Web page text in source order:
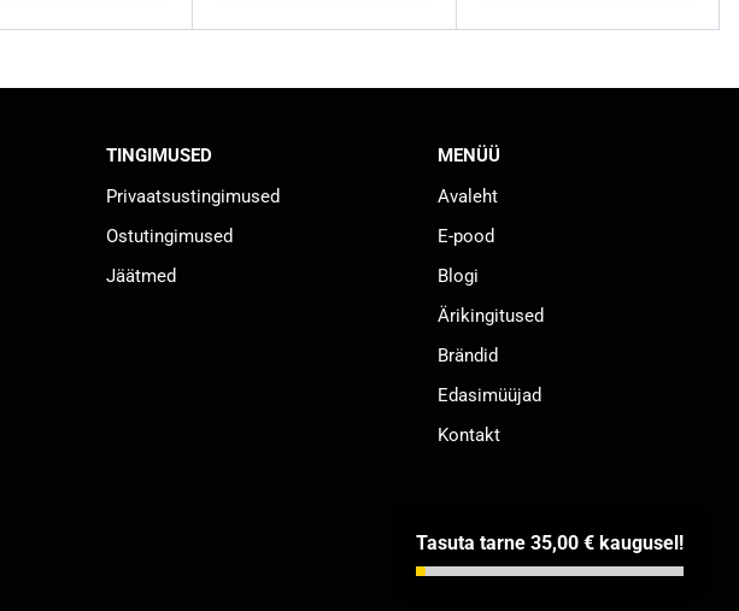
TINGIMUSED
Privaatsustingimused
Ostutingimused
Jäätmed
MENÜÜ
Avaleht
E-pood
Blogi
Ärikingitused
Brändid
Edasimüüjad
Kontakt
Tasuta tarne 35,00 € kaugusel!